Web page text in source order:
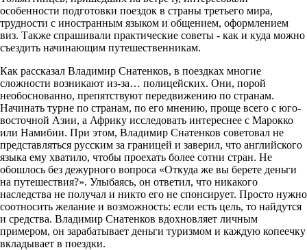
особенности подготовки поездок в страны третьего мира,
трудности с иностранным языком и общением, оформлением
виз. Также спрашивали практические советы - как и куда можно
съездить начинающим путешественникам.
Как рассказал Владимир Снатенков, в поездках многие
сложности возникают из-за… полицейских. Они, порой
необоснованно, препятствуют передвижению по странам.
Начинать турне по странам, по его мнению, проще всего с юго-
восточной Азии, а Африку исследовать интереснее с Марокко
или Намибии. При этом, Владимир Снатенков советовал не
представляться русским за границей и заверил, что английского
языка ему хватило, чтобы проехать более сотни стран. Не
обошлось без дежурного вопроса «Откуда же вы берете деньги
на путешествия?». Улыбаясь, он ответил, что никакого
наследства не получал и никто его не спонсирует. Просто нужно
соотносить желание и возможность: если есть цель, то найдутся
и средства. Владимир Снатенков вдохновляет личным
примером, он зарабатывает деньги туризмом и каждую копеечку
вкладывает в поездки.